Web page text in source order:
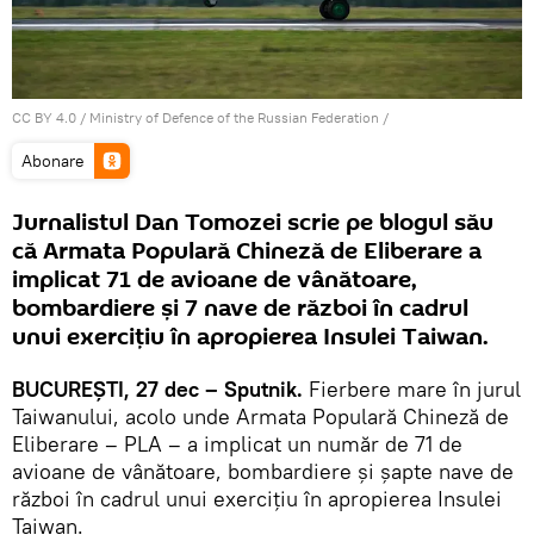
CC BY 4.0 / Ministry of Defence of the Russian Federation /
Abonare
Jurnalistul Dan Tomozei scrie pe blogul său
că Armata Populară Chineză de Eliberare a
implicat 71 de avioane de vânătoare,
bombardiere și 7 nave de război în cadrul
unui exercițiu în apropierea Insulei Taiwan.
BUCUREȘTI, 27 dec – Sputnik. Fierbere mare în jurul
Taiwanului, acolo unde Armata Populară Chineză de
Eliberare – PLA – a implicat un număr de 71 de
avioane de vânătoare, bombardiere și șapte nave de
război în cadrul unui exercițiu în apropierea Insulei
Taiwan.